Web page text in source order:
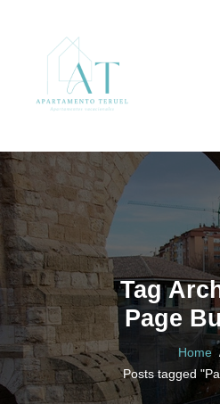
Apartamentos en Teruel y en
Tag
Page
Home
Posts tagged